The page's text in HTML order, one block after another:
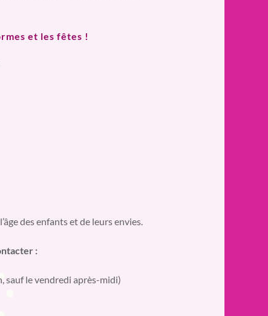
et les fêtes !
des enfants et de leurs envies.
:
sauf le vendredi après-midi)